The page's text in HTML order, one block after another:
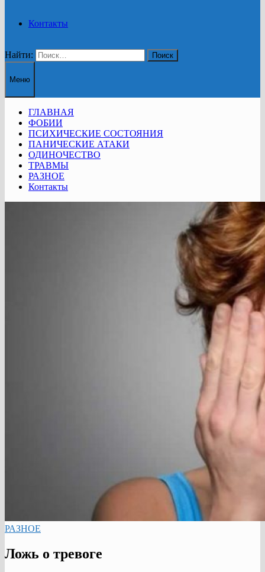
Контакты
Найти:
Меню
ГЛАВНАЯ
ФОБИИ
ПСИХИЧЕСКИЕ СОСТОЯНИЯ
ПАНИЧЕСКИЕ АТАКИ
ОДИНОЧЕСТВО
ТРАВМЫ
РАЗНОЕ
Контакты
РАЗНОЕ
Ложь о тревоге